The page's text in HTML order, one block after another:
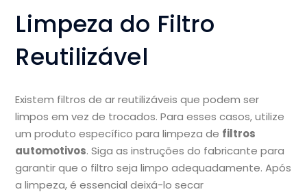
Limpeza do Filtro
Reutilizável
Existem filtros de ar reutilizáveis que podem ser
limpos em vez de trocados. Para esses casos, utilize
um produto específico para limpeza de filtros
automotivos. Siga as instruções do fabricante para
garantir que o filtro seja limpo adequadamente. Após
a limpeza, é essencial deixá-lo secar